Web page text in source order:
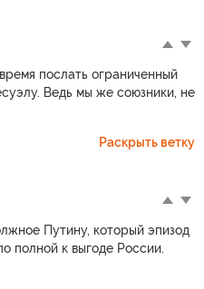
послать ограниченный
Ведь мы же союзники, не
Раскрыть ветку
Путину, который эпизод
полной к выгоде России.